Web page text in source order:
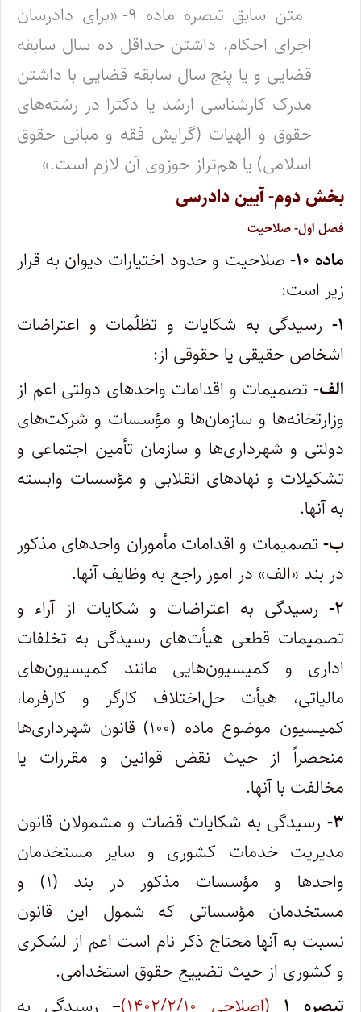
متن سابق تبصره ماده ۹- «برای دادرسان
اجرای احکام، داشتن حداقل ده سال سابقه
قضایی و یا پنج سال سابقه قضایی با داشتن
مدرک کارشناسی ارشد یا دکترا در رشته‌های
حقوق و الهیات (گرایش فقه و مبانی حقوق
اسلامی) یا هم‌تراز حوزوی آن لازم است.»
بخش دوم- آیین دادرسی
فصل اول- صلاحیت
ماده ۱۰-
صلاحیت و حدود اختیارات دیوان به قرار
زیر است:
۱- رسیدگی به شکایات و تظلّمات و اعتراضات
اشخاص حقیقی یا حقوقی از:
الف- تصمیمات و اقدامات واحدهای دولتی اعم از
وزارتخانه‌ها و سازمان‌ها و مؤسسات و شرکت‌های
دولتی و شهرداری‌ها و سازمان تأمین اجتماعی و
تشکیلات و نهادهای انقلابی و مؤسسات وابسته
به آنها.
ب- تصمیمات و اقدامات مأموران واحدهای مذکور
در بند «الف» در امور راجع به وظایف آنها.
۲-
رسیدگی به اعتراضات و شکایات از آراء و
تصمیمات قطعی هیأت‌های رسیدگی به تخلفات
اداری و کمیسیون‌هایی مانند کمیسیون‌های
مالیاتی، هیأت حل‌اختلاف کارگر و کارفرما،
کمیسیون موضوع ماده (۱۰۰) قانون شهرداری‌ها
منحصراً از حیث نقض قوانین و مقررات یا
مخالفت با آنها.
۳- رسیدگی به شکایات قضات و مشمولان قانون
مدیریت خدمات کشوری و سایر مستخدمان
واحدها و مؤسسات مذکور در بند (۱) و
مستخدمان مؤسساتی که شمول این قانون
نسبت به آنها محتاج ذکر نام است اعم از لشکری
و کشوری از حیث تضییع حقوق استخدامی.
تبصره ۱ (اصلاحی ۱۴۰۲/۲/۱۰) –رسیدگی به